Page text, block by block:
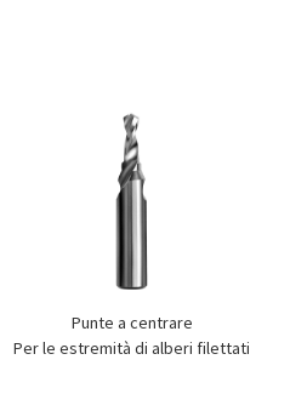
Punte a centrare
Per le estremità di alberi filettati